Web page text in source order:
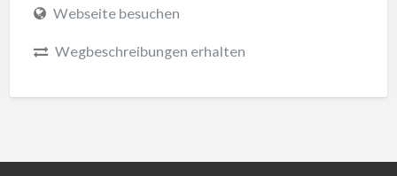
Webseite besuchen
Wegbeschreibungen erhalten